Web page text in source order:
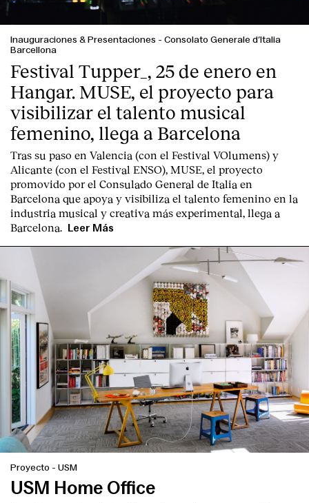
English Español
Inauguraciones & Presentaciones - Consolato Generale d’Italia
Barcellona
Festival Tupper_, 25 de enero en
Hangar. MUSE, el proyecto para
visibilizar el talento musical
femenino, llega a Barcelona
Tras su paso en Valencia (con el Festival VOlumens) y
Alicante (con el Festival ENSO), MUSE, el proyecto
promovido por el Consulado General de Italia en
Barcelona que apoya y visibiliza el talento femenino en la
industria musical y creativa más experimental, llega a
Barcelona.
Leer Más
Proyecto - USM
USM Home Office